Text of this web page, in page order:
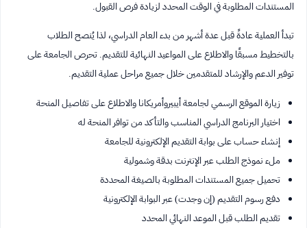
المستندات المطلوبة في الوقت المحدد لزيادة فرص القبول.
تبدأ العملية عادةً قبل عدة أشهر من بدء العام الدراسي، لذا يُنصح الطلاب
بالتخطيط مسبقًا والاطلاع على المواعيد النهائية للتقديم. تحرص الجامعة على
توفير الدعم والإرشاد للمتقدمين خلال جميع مراحل عملية التقديم.
زيارة الموقع الرسمي لجامعة أيبيروأمريكانا والاطلاع على تفاصيل المنحة
اختيار البرنامج الدراسي المناسب والتأكد من توافر المنحة له
إنشاء حساب على بوابة التقديم الإلكترونية للجامعة
ملء نموذج الطلب عبر الإنترنت بدقة وشمولية
تحميل جميع المستندات المطلوبة بالصيغة المحددة
دفع رسوم التقديم (إن وجدت) عبر البوابة الإلكترونية
تقديم الطلب قبل الموعد النهائي المحدد